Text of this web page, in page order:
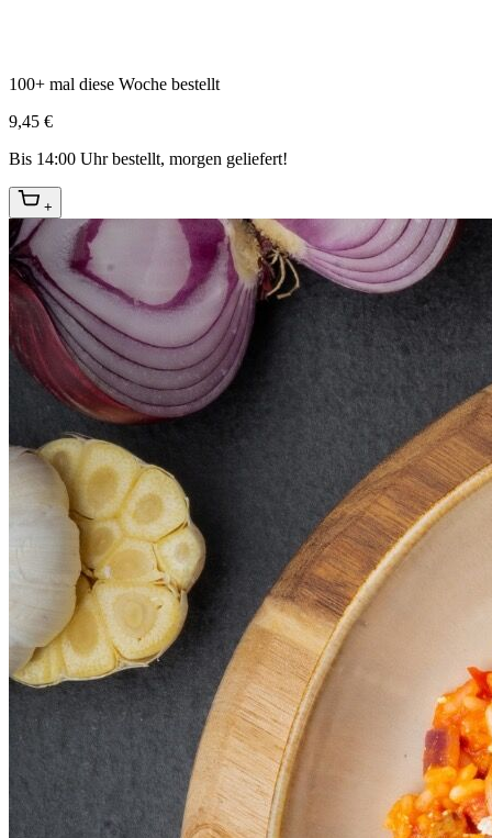
100+ mal diese Woche bestellt
9,45 €
Bis 14:00 Uhr bestellt, morgen geliefert!
+